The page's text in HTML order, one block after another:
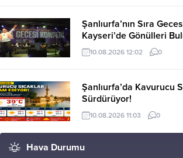
Şanlıurfa’nın Sıra
Kayseri’de Gönülleri
10.08.2026 12:02 0
Şanlıurfa’da Kavurucu
Sürdürüyor!
10.08.2026 11:03 0
Hava Durumu